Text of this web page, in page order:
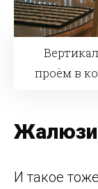
проём в
И такое